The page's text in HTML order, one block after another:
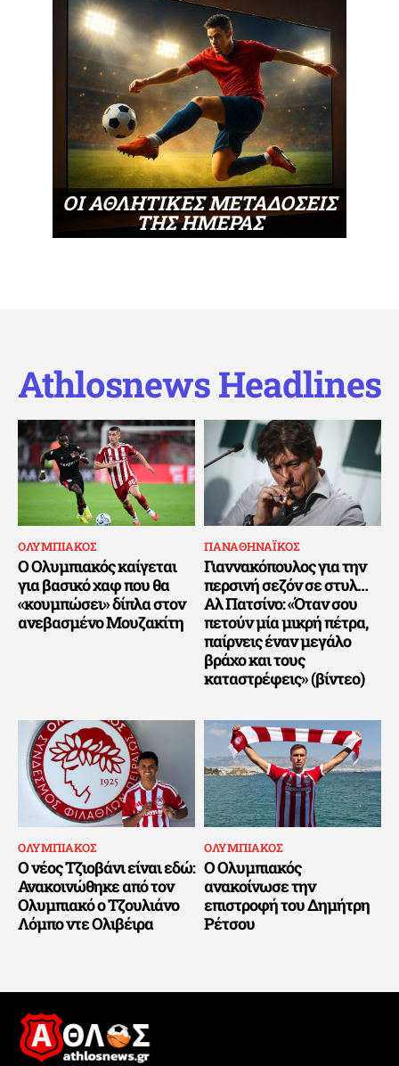
ΟΙ ΑΘΛΗΤΙΚΕΣ ΜΕΤΑΔΟΣΕΙΣ
ΤΗΣ ΗΜΕΡΑΣ
Athlosnews Headlines
ΟΛΥΜΠΙΑΚΟΣ
Ο Ολυμπιακός καίγεται
για βασικό χαφ που θα
«κουμπώσει» δίπλα στον
ανεβασμένο Μουζακίτη
ΠΑΝΑΘΗΝΑΪΚΟΣ
Γιαννακόπουλος για την
περσινή σεζόν σε στυλ…
Αλ Πατσίνο: «Όταν σου
πετούν μία μικρή πέτρα,
παίρνεις έναν μεγάλο
βράχο και τους
καταστρέφεις» (βίντεο)
ΟΛΥΜΠΙΑΚΟΣ
Ο νέος Τζιοβάνι είναι εδώ:
Ανακοινώθηκε από τον
Ολυμπιακό ο Τζουλιάνο
Λόμπο ντε Ολιβέιρα
ΟΛΥΜΠΙΑΚΟΣ
Ο Ολυμπιακός
ανακοίνωσε την
επιστροφή του Δημήτρη
Ρέτσου